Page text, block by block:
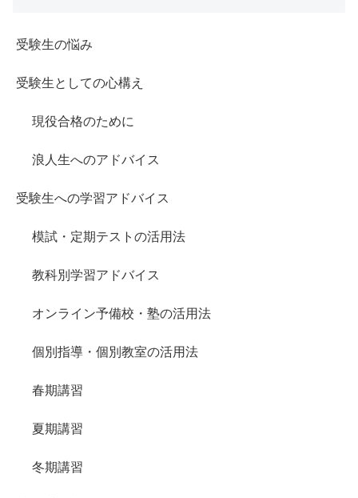
受験生の悩み
受験生としての心構え
現役合格のために
浪人生へのアドバイス
受験生への学習アドバイス
模試・定期テストの活用法
教科別学習アドバイス
オンライン予備校・塾の活用法
個別指導・個別教室の活用法
春期講習
夏期講習
冬期講習